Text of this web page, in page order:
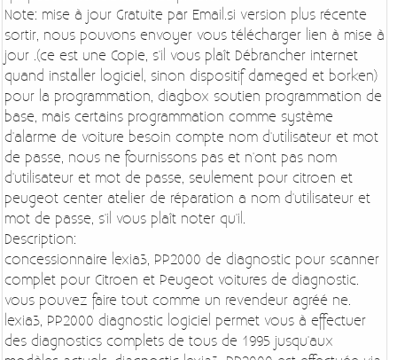
Note: mise à jour Gratuite par Email.si version plus récente
sortir, nous pouvons envoyer vous télécharger lien à mise à
jour .(ce est une Copie, s'il vous plaît Débrancher internet
quand installer logiciel, sinon dispositif dameged et borken)
pour la programmation, diagbox soutien programmation de
base, mais certains programmation comme système
d'alarme de voiture besoin compte nom d'utilisateur et mot
de passe, nous ne fournissons pas et n'ont pas nom
d'utilisateur et mot de passe, seulement pour citroen et
peugeot center atelier de réparation a nom d'utilisateur et
mot de passe, s'il vous plaît noter qu'il.
Description:
concessionnaire lexia3, PP2000 de diagnostic pour scanner
complet pour Citroen et Peugeot voitures de diagnostic.
vous pouvez faire tout comme un revendeur agréé ne.
lexia3, PP2000 diagnostic logiciel permet vous à effectuer
des diagnostics complets de tous de 1995 jusqu'aux